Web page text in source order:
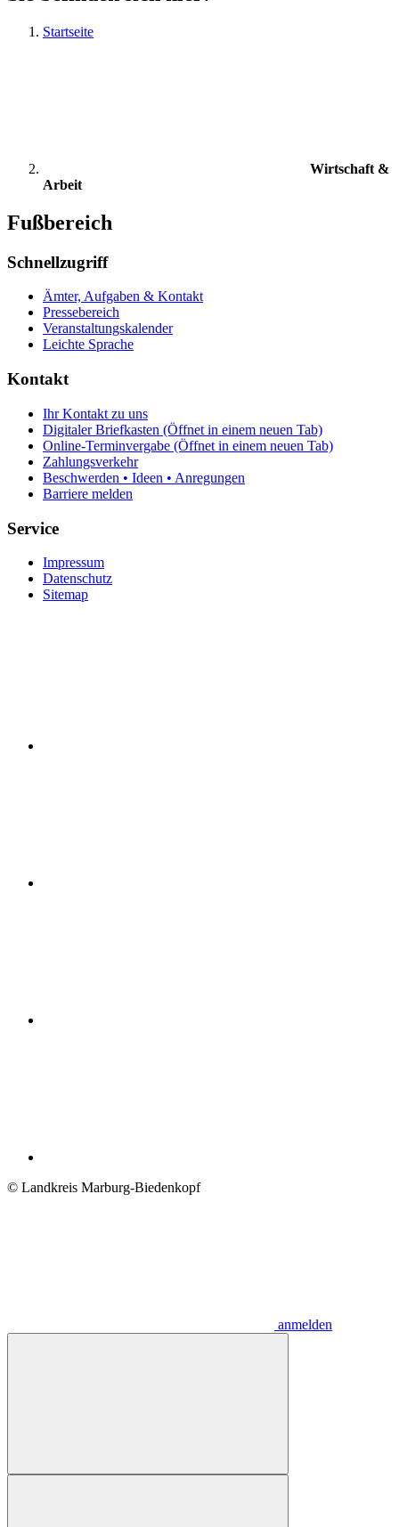
Startseite
Wirtschaft &
Arbeit
Fußbereich
Schnellzugriff
Ämter, Aufgaben & Kontakt
Pressebereich
Veranstaltungskalender
Leichte Sprache
Kontakt
Ihr Kontakt zu uns
Digitaler Briefkasten (Öffnet in einem neuen Tab)
Online-Terminvergabe (Öffnet in einem neuen Tab)
Zahlungsverkehr
Beschwerden • Ideen • Anregungen
Barriere melden
Service
Impressum
Datenschutz
Sitemap
© Landkreis Marburg-Biedenkopf
anmelden